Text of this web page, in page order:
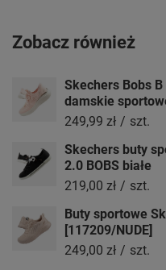
Zobacz również
Skechers Bobs
damskie
249,99 zł / szt.
Skechers buty
2.0 BOBS białe
219,00 zł / szt.
Buty sportowe
[117209/NUDE]
249,00 zł / szt.